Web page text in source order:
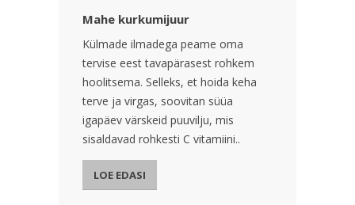
Mahe kurkumijuur
Külmade ilmadega peame oma
tervise eest tavapärasest rohkem
hoolitsema. Selleks, et hoida keha
terve ja virgas, soovitan süüa
igapäev värskeid puuvilju, mis
sisaldavad rohkesti C vitamiini..
LOE EDASI